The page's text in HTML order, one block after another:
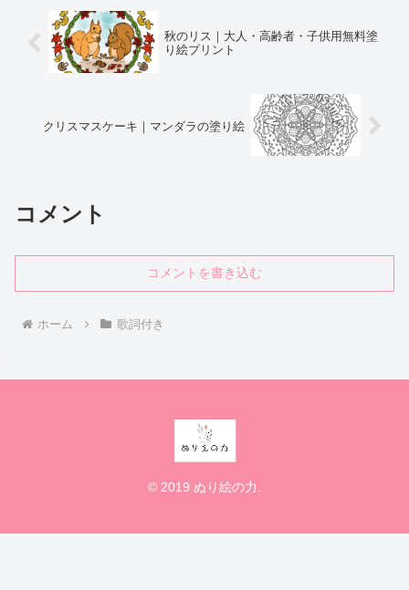
秋のリス｜大人・高齢者・子供用無料塗
り絵プリント
クリスマスケーキ｜マンダラの塗り絵
コメント
コメントを書き込む
ホーム 歌詞付き
© 2019 ぬり絵の力.